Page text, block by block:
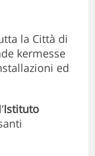
la Città di
kermesse
ed
Istituto